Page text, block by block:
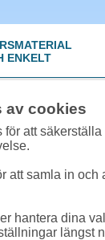
ENKELT
»
av cookies
att
att samla in
hantera dina
längst